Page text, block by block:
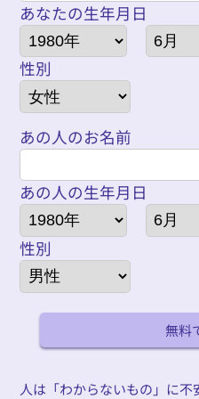
あなたの生年月日
性別
あの人のお名前
あの人の生年月日
性別
無料
人は「わからないもの」に